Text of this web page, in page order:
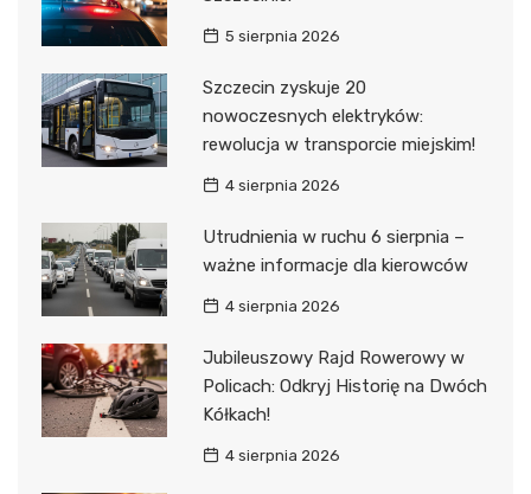
5 sierpnia 2026
Szczecin zyskuje 20
nowoczesnych elektryków:
rewolucja w transporcie miejskim!
4 sierpnia 2026
Utrudnienia w ruchu 6 sierpnia –
ważne informacje dla kierowców
4 sierpnia 2026
Jubileuszowy Rajd Rowerowy w
Policach: Odkryj Historię na Dwóch
Kółkach!
4 sierpnia 2026